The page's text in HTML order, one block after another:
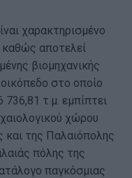
χαρακτηρισμένο
καθώς αποτελεί
βιομηχανικής
στο οποίο
736,81 τ.μ. εμπίπτει
χώρου
και της Παλαιόπολης
πόλης της
παγκόσμιας